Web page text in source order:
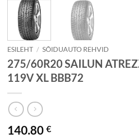
ESILEHT / SÕIDUAUTO REHVID
275/60R20 SAILUN
119V XL BBB72
140.80 €